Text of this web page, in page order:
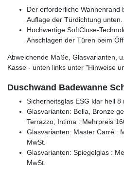
Der erforderliche Wannenrand
Auflage der Türdichtung unten.
Hochwertige SoftClose-
Anschlagen der Türen beim
Abweichende Maße, Glasvarianten,
Kasse - unten links unter "Hinweise
Duschwand Badewanne
Sicherheitsglas ESG klar hell 8
Glasvarianten: Bella, Bronze
Terrazzo, Intima : Mehrpreis
Glasvarianten: Master Carré :
MwSt.
Glasvarianten: Spiegelglas :
MwSt.